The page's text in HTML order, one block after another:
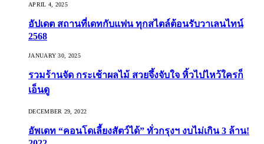
APRIL 4, 2025
อัปเดต สถานที่เดทกับแฟน ทุกสไตล์ต้อนรับวาเลนไทน์
2568
JANUARY 30, 2025
รวมร้านจัด กระเช้าผลไม้ สวยจึ้งจับใจ หิ้วไปไหว้ใครก็
เอ็นดู
DECEMBER 29, 2022
อัพเดท “คอนโดเลี้ยงสัตว์ได้” ทั่วกรุงฯ งบไม่เกิน 3 ล้าน!